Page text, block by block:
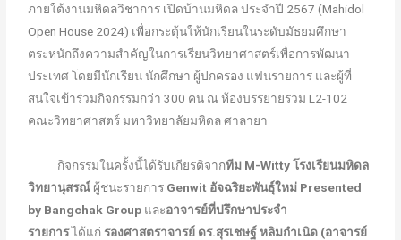
ภายใต้งานมหิดลวิชาการ เปิดบ้านมหิดล ประจำปี 2567 (Mahidol
Open House 2024) เพื่อกระตุ้นให้นักเรียนในระดับมัธยมศึกษา
ตระหนักถึงความสำคัญในการเรียนวิทยาศาสตร์เพื่อการพัฒนา
ประเทศ โดยมีนักเรียน นักศึกษา ผู้ปกครอง แฟนรายการ และผู้ที่
สนใจเข้าร่วมกิจกรรมกว่า 300 คน ณ ห้องบรรยายรวม L2-102
คณะวิทยาศาสตร์ มหาวิทยาลัยมหิดล ศาลายา
กิจกรรมในครั้งนี้ได้รับเกียรติจากทีม M-Witty โรงเรียนมหิดล
วิทยานุสรณ์ ผู้ชนะรายการ Genwit อัจฉริยะพันธุ์ใหม่ Presented
by Bangchak Group และอาจารย์ที่ปรึกษาประจำ
รายการได้แก่ รองศาสตราจารย์ ดร.สุรเชษฐ์ หลิมกำเนิด (อาจารย์